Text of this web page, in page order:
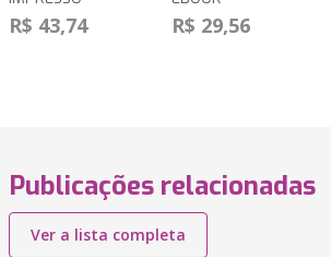
R$ 43,74 R$ 29,56
Publicações relacionadas
Ver a lista completa